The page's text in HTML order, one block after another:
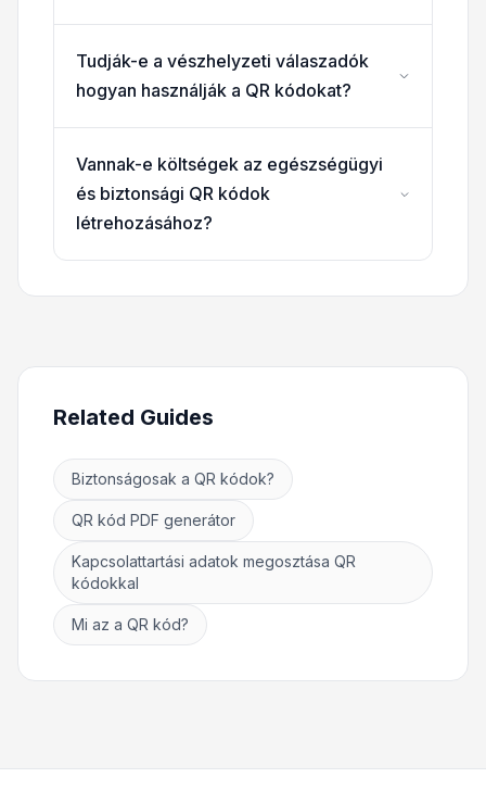
Tudják-e a vészhelyzeti válaszadók
hogyan használják a QR kódokat?
Vannak-e költségek az egészségügyi
és biztonsági QR kódok
létrehozásához?
Related Guides
Biztonságosak a QR kódok?
QR kód PDF generátor
Kapcsolattartási adatok megosztása QR
kódokkal
Mi az a QR kód?